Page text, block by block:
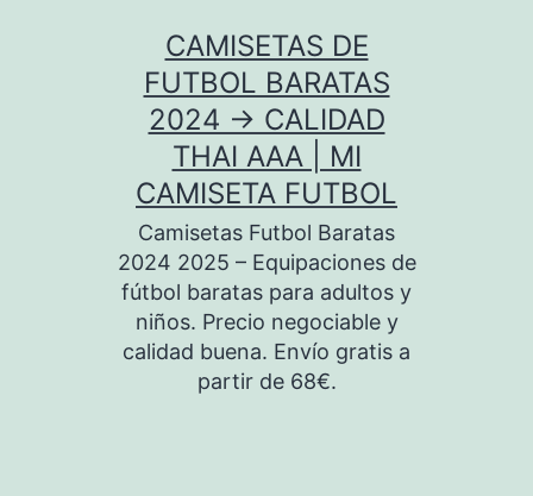
CAMISETAS DE
FUTBOL BARATAS
2024 → CALIDAD
THAI AAA | MI
CAMISETA FUTBOL
Camisetas Futbol Baratas
2024 2025 – Equipaciones de
fútbol baratas para adultos y
niños. Precio negociable y
calidad buena. Envío gratis a
partir de 68€.